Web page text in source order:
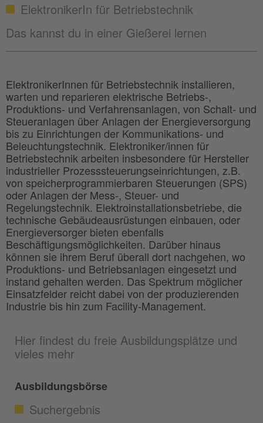
Hier findest du freie Ausbildungsplätze und
vieles mehr
Ausbildungsbörse
Suchergebnis
ElektronikerIn für Betriebstechnik
Das kannst du in einer Gießerei lernen
ElektronikerInnen für Betriebstechnik installieren,
warten und reparieren elektrische Betriebs-,
Produktions- und Verfahrensanlagen, von Schalt- und
Steueranlagen über Anlagen der Energieversorgung
bis zu Einrichtungen der Kommunikations- und
Beleuchtungstechnik. Elektroniker/innen für
Betriebstechnik arbeiten insbesondere für Hersteller
industrieller Prozesssteuerungseinrichtungen, z.B.
von speicherprogrammierbaren Steuerungen (SPS)
oder Anlagen der Mess-, Steuer- und
Regelungstechnik. Elektroinstallationsbetriebe, die
technische Gebäudeausrüstungen einbauen, oder
Energieversorger bieten ebenfalls
Beschäftigungsmöglichkeiten. Darüber hinaus
können sie ihrem Beruf überall dort nachgehen, wo
Produktions- und Betriebsanlagen eingesetzt und
instand gehalten werden. Das Spektrum möglicher
Einsatzfelder reicht dabei von der produzierenden
Industrie bis hin zum Facility-Management.